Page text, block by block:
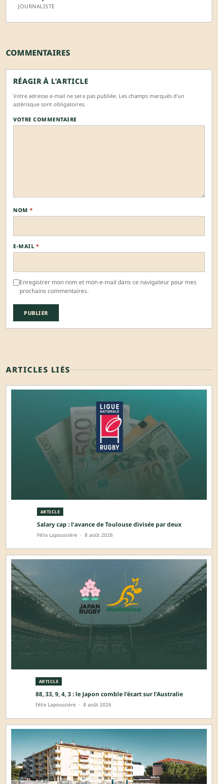
JOURNALISTE
COMMENTAIRES
RÉAGIR À L'ARTICLE
Votre adresse e-mail ne sera pas publiée. Les champs marqués d'un
astérisque sont obligatoires.
VOTRE COMMENTAIRE
NOM *
E-MAIL *
Enregistrer mon nom et mon e-mail dans ce navigateur pour mes
prochains commentaires.
ARTICLES LIÉS
ARTICLE
Salary cap : l’avance de Toulouse divisée par deux
Félix Lapoussière · 8 août 2026
ARTICLE
88, 33, 9, 4, 3 : le Japon comble l’écart sur l’Australie
Félix Lapoussière · 8 août 2026